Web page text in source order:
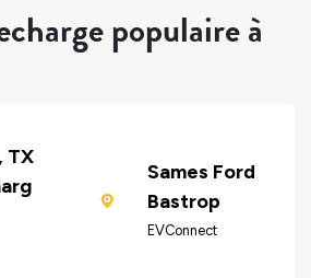
populaire à
TX
Sames Ford
Bastrop
EVConnect